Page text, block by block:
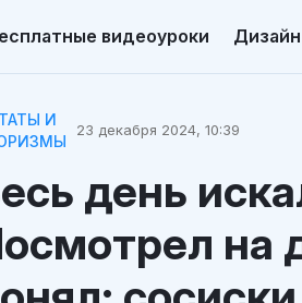
видеоуроки
И
23 декабря 2024, 10:39
день
на